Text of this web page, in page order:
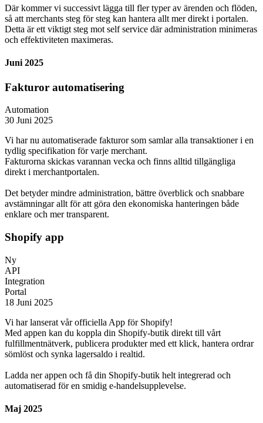
Där kommer vi successivt lägga till fler typer av ärenden och flöden,
så att merchants steg för steg kan hantera allt mer direkt i portalen.
Detta är ett viktigt steg mot self service där administration minimeras
och effektiviteten maximeras.
Juni 2025
Fakturor automatisering
Automation
30 Juni 2025
Vi har nu automatiserade fakturor som samlar alla transaktioner i en
tydlig specifikation för varje merchant.
Fakturorna skickas varannan vecka och finns alltid tillgängliga
direkt i merchantportalen.
Det betyder mindre administration, bättre överblick och snabbare
avstämningar allt för att göra den ekonomiska hanteringen både
enklare och mer transparent.
Shopify app
Ny
API
Integration
Portal
18 Juni 2025
Vi har lanserat vår officiella App för Shopify!
Med appen kan du koppla din Shopify-butik direkt till vårt
fulfillmentnätverk, publicera produkter med ett klick, hantera ordrar
sömlöst och synka lagersaldo i realtid.
Ladda ner appen och få din Shopify-butik helt integrerad och
automatiserad för en smidig e-handelsupplevelse.
Maj 2025